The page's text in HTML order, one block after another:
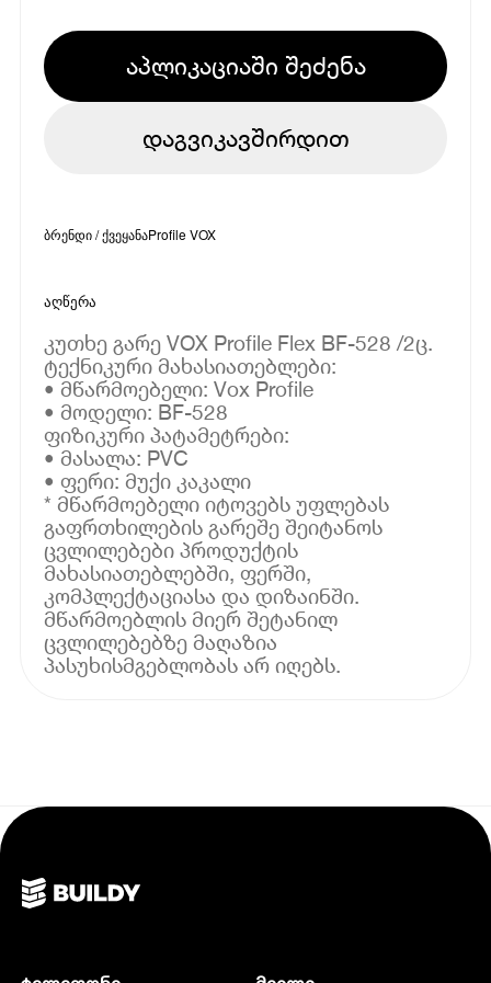
აპლიკაციაში შეძენა
დაგვიკავშირდით
ბრენდი / ქვეყანაProfile VOX
აღწერა
კუთხე გარე VOX Profile Flex BF-528 /2ც.
ტექნიკური მახასიათებლები:
• მწარმოებელი: Vox Profile
• მოდელი: BF-528
ფიზიკური პატამეტრები:
• მასალა: PVC
• ფერი: მუქი კაკალი
* მწარმოებელი იტოვებს უფლებას
გაფრთხილების გარეშე შეიტანოს
ცვლილებები პროდუქტის
მახასიათებლებში, ფერში,
კომპლექტაციასა და დიზაინში.
მწარმოებლის მიერ შეტანილ
ცვლილებებზე მაღაზია
პასუხისმგებლობას არ იღებს.